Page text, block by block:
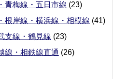
青梅線・五日市線 (23)
根岸線・横浜線・相模線 (41)
支線・鶴見線 (23)
線・相鉄線直通 (26)